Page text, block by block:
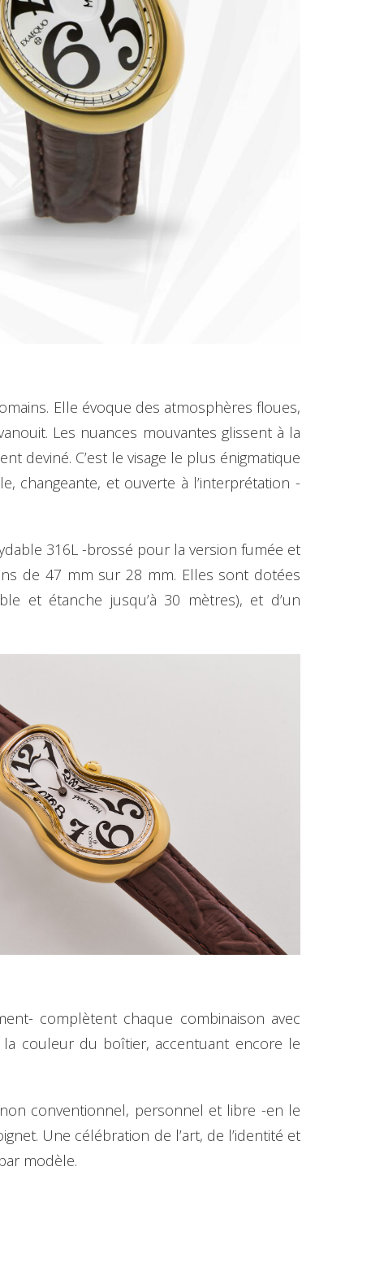
Elle évoque des atmosphères floues,
Les nuances mouvantes glissent à la
deviné. C’est le visage le plus énigmatique
changeante, et ouverte à l’interprétation -
316L -brossé pour la version fumée et
de 47 mm sur 28 mm. Elles sont dotées
et étanche jusqu’à 30 mètres), et d’un
complètent chaque combinaison avec
couleur du boîtier, accentuant encore le
conventionnel, personnel et libre -en le
Une célébration de l’art, de l’identité et
modèle.